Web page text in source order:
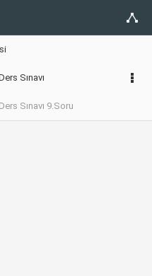
Sınavı
Sınavı 9.Soru